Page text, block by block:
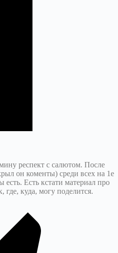
респект с салютом. После
он коменты) среди всех на 1е
Есть кстати материал про
куда, могу поделится.